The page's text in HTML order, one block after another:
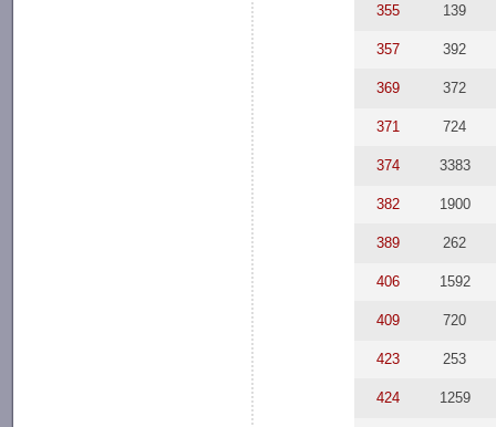
355 139
357 392
369 372
371 724
374 3383
382 1900
389 262
406 1592
409 720
423 253
424 1259